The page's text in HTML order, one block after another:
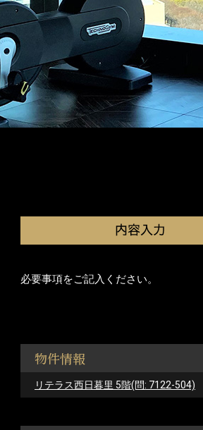
必要事項をご記入ください。
物件情報
リテラス西日暮里 5階(問: 7122-504)